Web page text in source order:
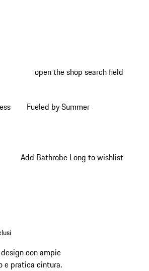
open the shop search field
Fueled by Summer
Add Bathrobe Long to wishlist
con ampie
e pratica cintura.